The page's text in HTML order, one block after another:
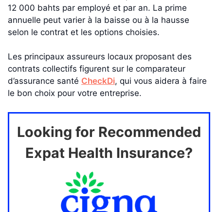
12 000 bahts par employé et par an. La prime
annuelle peut varier à la baisse ou à la hausse
selon le contrat et les options choisies.
Les principaux assureurs locaux proposant des
contrats collectifs figurent sur le comparateur
d’assurance santé CheckDi, qui vous aidera à faire
le bon choix pour votre entreprise.
Looking for Recommended
Expat Health Insurance?